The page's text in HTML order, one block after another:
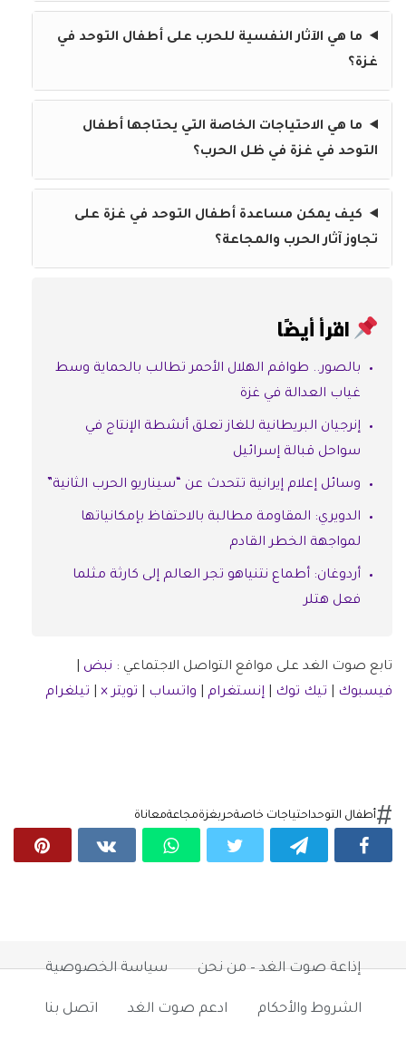
ما هي الآثار النفسية للحرب على أطفال التوحد في
غزة؟
ما هي الاحتياجات الخاصة التي يحتاجها أطفال
التوحد في غزة في ظل الحرب؟
كيف يمكن مساعدة أطفال التوحد في غزة على
تجاوز آثار الحرب والمجاعة؟
اقرأ أيضًا
بالصور.. طواقم الهلال الأحمر تطالب بالحماية وسط
غياب العدالة في غزة
إنرجيان البريطانية للغاز تعلق أنشطة الإنتاج في
سواحل قبالة إسرائيل
وسائل إعلام إيرانية تتحدث عن “سيناريو الحرب الثانية”
الدويري: المقاومة مطالبة بالاحتفاظ بإمكانياتها
لمواجهة الخطر القادم
أردوغان: أطماع نتنياهو تجر العالم إلى كارثة مثلما
فعل هتلر
تابع صوت الغد على مواقع التواصل الاجتماعي : نبض
فيسبوك
تيك توك إنستغرام واتساب تويتر × تيلغرام
أطفال التوحداحتياجات خاصةحربغزةمجاعةمعاناة
إذاعة صوت الغد – من نحن سياسة الخصوصية
الشروط والأحكام ادعم صوت الغد اتصل بنا